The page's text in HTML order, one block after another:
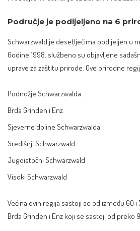
Područje je podijeljeno na 6
Schwarzwald je desetljećima podijeljen u
Godine 1998. službeno su objavljene
uprave za zaštitu prirode. Ove prirodne
Podnožje Schwarzwalda
Brda Grinden i Enz
Sjeverne doline Schwarzwalda
Središnji Schwarzwald
Jugoistočni Schwarzwald
Visoki Schwarzwald
Većina ovih regija sastoji se od između 60
Brda Grinden i Enz koji se sastoji od preko